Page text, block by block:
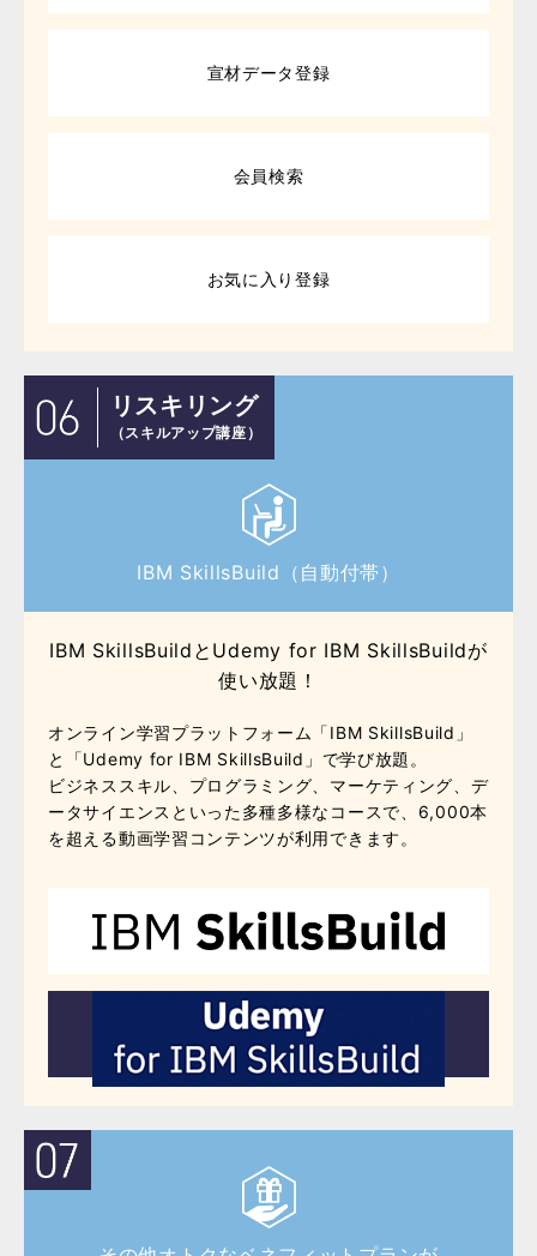
宣材データ登録
会員検索
お気に入り登録
リスキリング
（スキルアップ講座）
IBM SkillsBuild（自動付帯）
IBM SkillsBuildとUdemy for IBM SkillsBuildが
使い放題！
オンライン学習プラットフォーム「IBM SkillsBuild」
と「Udemy for IBM SkillsBuild」で学び放題。
ビジネススキル、プログラミング、マーケティング、デ
ータサイエンスといった多種多様なコースで、6,000本
を超える動画学習コンテンツが利用できます。